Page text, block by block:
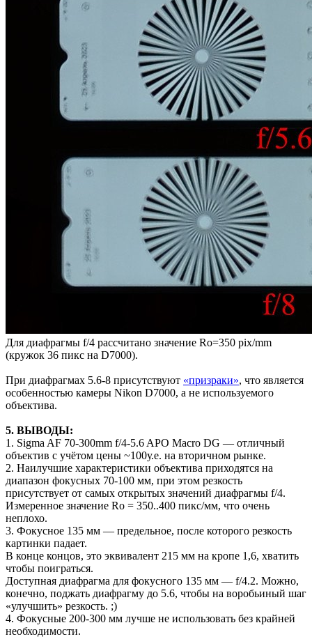
Для диафрагмы f/4 рассчитано значение Ro=350 pix/mm
(кружок 36 пикс на D7000).
При диафрагмах 5.6-8 присутствуют «призраки», что является
особенностью камеры Nikon D7000, а не используемого
объектива.
5. ВЫВОДЫ:
1. Sigma AF 70-300mm f/4-5.6 APO Macro DG — отличный
объектив с учётом цены ~100у.е. на вторичном рынке.
2. Наилучшие характеристики объектива приходятся на
диапазон фокусных 70-100 мм, при этом резкость
присутствует от самых открытых значений диафрагмы f/4.
Измеренное значение Ro = 350..400 пикс/мм, что очень
неплохо.
3. Фокусное 135 мм — предельное, после которого резкость
картинки падает.
В конце концов, это эквивалент 215 мм на кропе 1,6, хватить
чтобы поиграться.
Доступная диафрагма для фокусного 135 мм — f/4.2. Можно,
конечно, поджать диафрагму до 5.6, чтобы на воробьиный шаг
«улучшить» резкость. ;)
4. Фокусные 200-300 мм лучше не использовать без крайней
необходимости.